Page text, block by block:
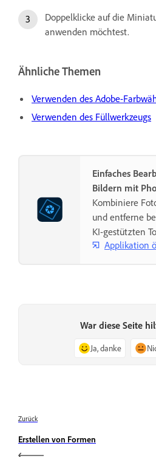
Doppelklicke auf die
anwenden möchtest.
Ähnliche Themen
Verwenden des Adobe-
Verwenden des Füllwerkzeugs
Einfaches
Bildern mit
Kombiniere
und entferne
KI-gestützten
Applikation
War diese Seite
Ja, danke
Zurück
Erstellen von Formen